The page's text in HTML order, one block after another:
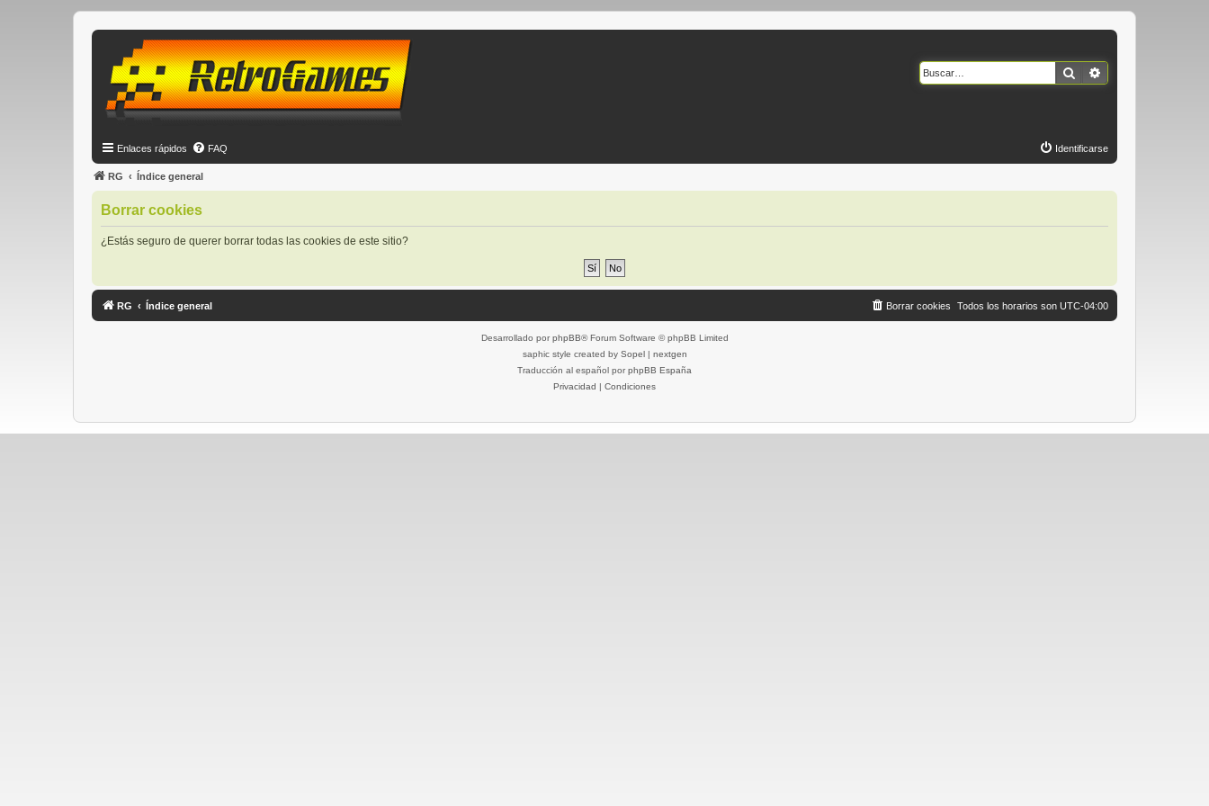
Buscar
Enlaces rápidos FAQ Identificarse
RG Índice general
Borrar cookies
¿Estás seguro de querer borrar todas las cookies de este sitio?
RG Índice general Todos los horarios son UTC-04:00
Borrar cookies
Desarrollado por phpBB® Forum Software © phpBB Limited
saphic style created by Sopel| nextgen
Traducción al español por phpBB España
Privacidad | Condiciones